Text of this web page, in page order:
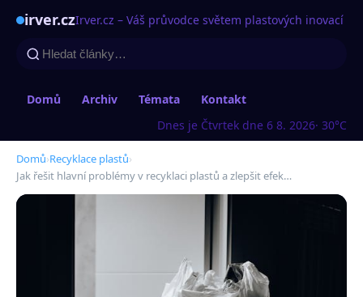
irver.czIrver.cz – Váš průvodce světem plastových inovací
Domů Archiv Témata
Kontakt
Dnes je Čtvrtek dne 6 8. 2026· 30°C
Domů›Recyklace plastů›
Jak řešit hlavní problémy v recyklaci plastů a zlepšit efek…